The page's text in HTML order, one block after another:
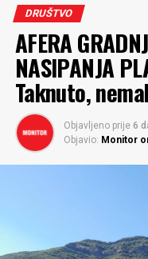
DRUŠTVO
AFERA
NASIPANJA
Taknuto,
Objavljeno prije 6
Objavio: Monitor